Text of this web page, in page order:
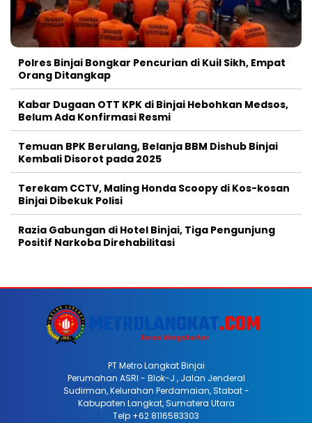
Polres Binjai Bongkar Pencurian di Kuil Sikh, Empat
Orang Ditangkap
Kabar Dugaan OTT KPK di Binjai Hebohkan Medsos,
Belum Ada Konfirmasi Resmi
Temuan BPK Berulang, Belanja BBM Dishub Binjai
Kembali Disorot pada 2025
Terekam CCTV, Maling Honda Scoopy di Kos-kosan
Binjai Dibekuk Polisi
Razia Gabungan di Hotel Binjai, Tiga Pengunjung
Positif Narkoba Direhabilitasi
PT Metro Langkat Binjai
Perumahan ASRI - Blok-J , Jalan Jenderal
Sudirman, Kelurahan Perdamaian, Stabat -
Kabupaten Langkat, Sumatera Utara
Telp +62 8116583303